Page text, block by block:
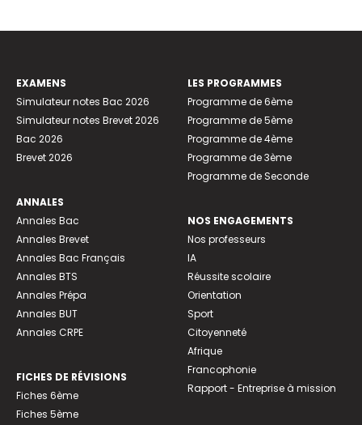
EXAMENS
Simulateur notes Bac 2026
Simulateur notes Brevet 2026
Bac 2026
Brevet 2026
ANNALES
Annales Bac
Annales Brevet
Annales Bac Français
Annales BTS
Annales Prépa
Annales BUT
Annales CRPE
FICHES DE RÉVISIONS
Fiches 6ème
Fiches 5ème
LES PROGRAMMES
Programme de 6ème
Programme de 5ème
Programme de 4ème
Programme de 3ème
Programme de Seconde
NOS ENGAGEMENTS
Nos professeurs
IA
Réussite scolaire
Orientation
Sport
Citoyenneté
Afrique
Francophonie
Rapport - Entreprise à mission